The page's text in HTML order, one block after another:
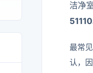
洁净
51110
最常
认，